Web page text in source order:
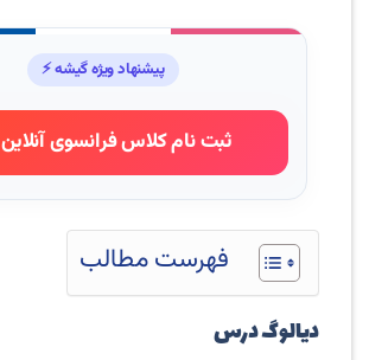
پیشنهاد ویژه گیشه ⚡
ثبت نام کلاس فرانسوی آنلاین
فهرست مطالب
دیالوگ درس